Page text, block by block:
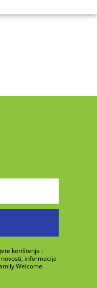
korištenja i
informacija
Welcome.